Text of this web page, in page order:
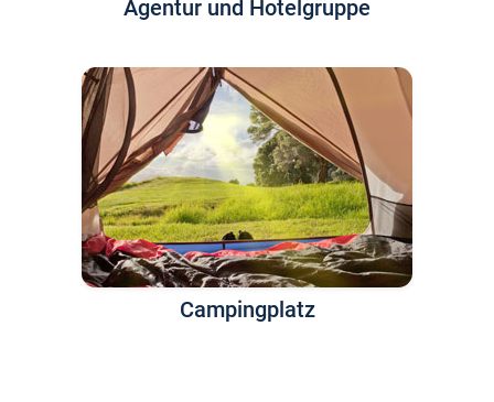
Agentur und Hotelgruppe
Campingplatz